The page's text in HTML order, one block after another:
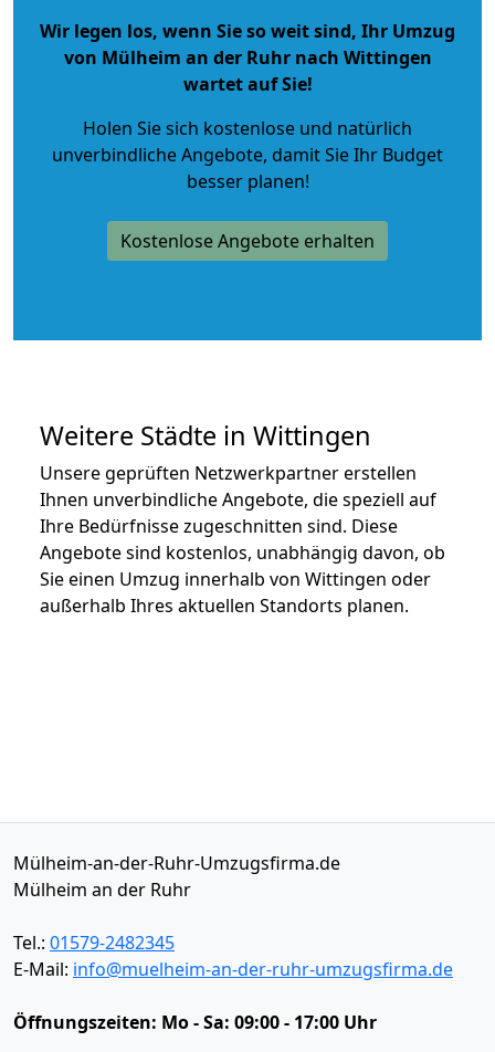
Wir legen los, wenn Sie so weit sind, Ihr Umzug
von Mülheim an der Ruhr nach Wittingen
wartet auf Sie!
Holen Sie sich kostenlose und natürlich
unverbindliche Angebote, damit Sie Ihr Budget
besser planen!
Kostenlose Angebote erhalten
Weitere Städte in Wittingen
Unsere geprüften Netzwerkpartner erstellen
Ihnen unverbindliche Angebote, die speziell auf
Ihre Bedürfnisse zugeschnitten sind. Diese
Angebote sind kostenlos, unabhängig davon, ob
Sie einen Umzug innerhalb von Wittingen oder
außerhalb Ihres aktuellen Standorts planen.
Mülheim-an-der-Ruhr-Umzugsfirma.de
Mülheim an der Ruhr
Tel.: 01579-2482345
E-Mail: info@muelheim-an-der-ruhr-umzugsfirma.de
Öffnungszeiten: Mo - Sa: 09:00 - 17:00 Uhr